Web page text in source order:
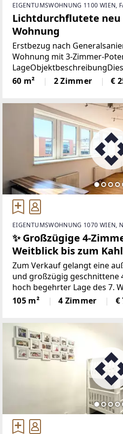
EIGENTUMSWOHNUNG 1100 WIEN,
Lichtdurchflutete
Wohnung
Erstbezug nach
Wohnung mit 3-Zimmer-
generalsanierte 2-Zimmer-
durch ihre durchdachte
Entwicklungspotenzial.
60 m² 2 Zimmer €
EIGENTUMSWOHNUNG 1070 WIEN,
✨ Großzügige 4-
Weitblick bis zum
Burggasse/Stadthalle
Zum Verkauf gelangt eine
und großzügig geschnittene
hoch begehrter Lage des 7.
Gemeindebezirks. Die
einem modernen Aufbau
105 m² 4 Zimmer €